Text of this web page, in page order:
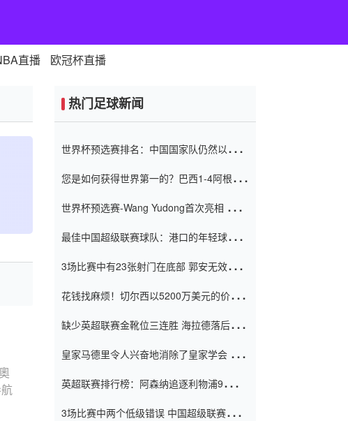
直播 欧冠杯直播
热门足球新闻
世界杯预选赛排名：中国国家队仍然以6分
您是如何获得世界第一的？巴西1-4阿根
世界杯预选赛-Wang Yudong首次亮相 中国
最佳中国超级联赛球队：港口的年轻球员在
（Taishan）
3场比赛中有23张射门在底部 郭安无效传球
花钱找麻烦！切尔西以5200万美元的价格
窗口
缺少英超联赛金靴位三连胜 海拉德落后6球
皇家马德里令人兴奋地消除了皇家学会 安
英超联赛排行榜：阿森纳追逐利物浦9分 曼
3场比赛中两个低级错误 中国超级联赛的前